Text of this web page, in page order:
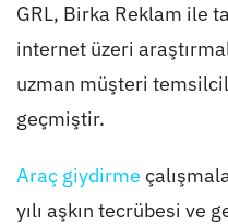
GRL, Birka Reklam ile
internet üzeri
uzman müşteri
geçmiştir.
Araç giydirme
yılı aşkın tecrübesi ve